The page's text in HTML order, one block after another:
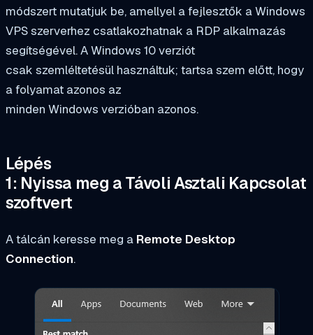
módszert mutatjuk be, amellyel a fejlesztők a Windows
VPS szerverhez csatlakozhatnak a RDP alkalmazás
segítségével. A Windows 10 verziót
csak szemléltetésül használtuk; tartsa szem előtt, hogy
a folyamat azonos az
minden Windows verzióban azonos.
Lépés
1: Nyissa meg a Távoli Asztali Kapcsolat
szoftvert
A tálcán keresse meg a Remote Desktop
Connection.